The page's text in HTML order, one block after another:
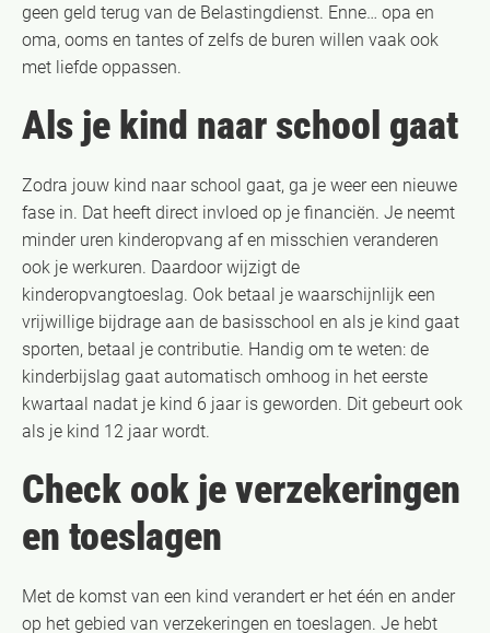
geen geld terug van de Belastingdienst. Enne… opa en
oma, ooms en tantes of zelfs de buren willen vaak ook
met liefde oppassen.
Als je kind naar school gaat
Zodra jouw kind naar school gaat, ga je weer een nieuwe
fase in. Dat heeft direct invloed op je financiën. Je neemt
minder uren kinderopvang af en misschien veranderen
ook je werkuren. Daardoor wijzigt de
kinderopvangtoeslag. Ook betaal je waarschijnlijk een
vrijwillige bijdrage aan de basisschool en als je kind gaat
sporten, betaal je contributie. Handig om te weten: de
kinderbijslag gaat automatisch omhoog in het eerste
kwartaal nadat je kind 6 jaar is geworden. Dit gebeurt ook
als je kind 12 jaar wordt.
Check ook je verzekeringen
en toeslagen
Met de komst van een kind verandert er het één en ander
op het gebied van verzekeringen en toeslagen. Je hebt